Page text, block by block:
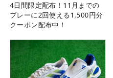
4日間限定配布！11月までの
プレーに2回使える1,500円分
クーポン配布中！